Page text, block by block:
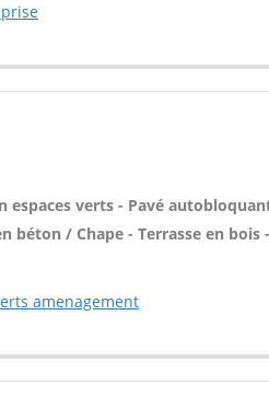
espaces verts - Pavé
béton / Chape - Terrasse en bois
amenagement